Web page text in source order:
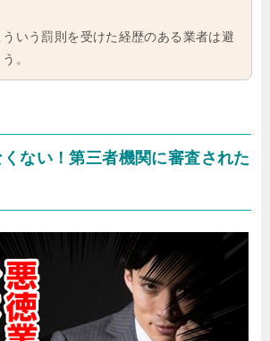
ういう罰則を受けた経歴のある業者は避
。
ない！第三者機関に審査された